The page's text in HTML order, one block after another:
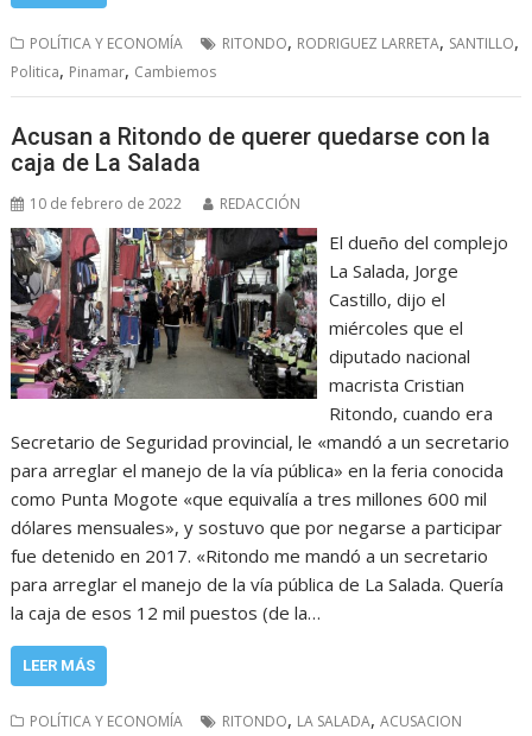
POLÍTICA Y ECONOMÍA RITONDO, RODRIGUEZ LARRETA, SANTILLO,
Politica, Pinamar, Cambiemos
Acusan a Ritondo de querer quedarse con la
caja de La Salada
10 de febrero de 2022 REDACCIÓN
El dueño del complejo
La Salada, Jorge
Castillo, dijo el
miércoles que el
diputado nacional
macrista Cristian
Ritondo, cuando era
Secretario de Seguridad provincial, le «mandó a un secretario
para arreglar el manejo de la vía pública» en la feria conocida
como Punta Mogote «que equivalía a tres millones 600 mil
dólares mensuales», y sostuvo que por negarse a participar
fue detenido en 2017. «Ritondo me mandó a un secretario
para arreglar el manejo de la vía pública de La Salada. Quería
la caja de esos 12 mil puestos (de la…
LEER MÁS
POLÍTICA Y ECONOMÍA RITONDO, LA SALADA,ACUSACION